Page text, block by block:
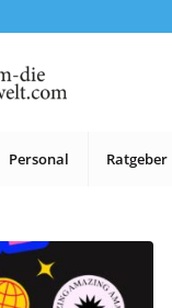
Personal Ratgeber